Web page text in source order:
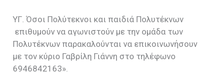
ΥΓ. Όσοι Πολύτεκνοι και παιδιά Πολυτέκνων
επιθυμούν να αγωνιστούν με την ομάδα των
Πολυτέκνων παρακαλούνται να επικοινωνήσουν
με τον κύριο Γαβρίλη Γιάννη στο τηλέφωνο
6946842163».